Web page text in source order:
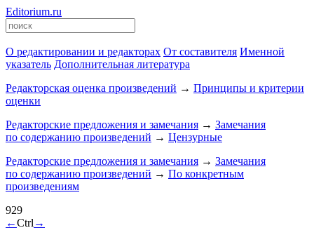
Editorium.ru
О редактировании и редакторах От составителя Именной
указатель Дополнительная литература
Редакторская оценка произведений → Принципы и критерии
оценки
Редакторские предложения и замечания → Замечания
по содержанию произведений → Цензурные
Редакторские предложения и замечания → Замечания
по содержанию произведений → По конкретным
произведениям
929
←Ctrl →